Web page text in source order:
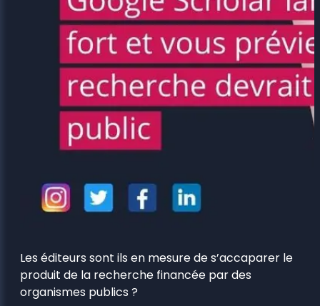
Les éditeurs sont ils en mesure de s’accaparer le
produit de la recherche financée par des
organismes publics ?